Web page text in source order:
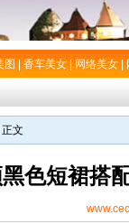
图 香车美女 网络美女
文
色短裙搭